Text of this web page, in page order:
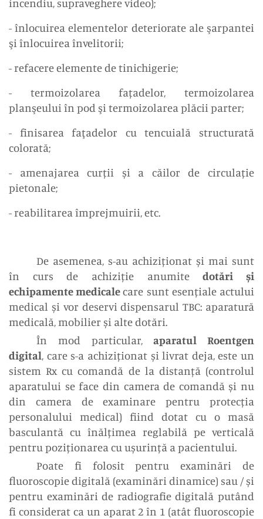
incendiu, supraveghere video);
- înlocuirea elementelor deteriorate ale şarpantei
şi înlocuirea învelitorii;
- refacere elemente de tinichigerie;
- termoizolarea fațadelor, termoizolarea
planşeului în pod şi termoizolarea plăcii parter;
- finisarea faţadelor cu tencuială structurată
colorată;
- amenajarea curții și a căilor de circulație
pietonale;
- reabilitarea împrejmuirii, etc.
De asemenea, s-au achiziționat și mai sunt
în curs de achiziție anumitedotări și
echipamente medicalecare sunt esențiale actului
medical și vor deservi dispensarul TBC: aparatură
medicală, mobilier și alte dotări.
În mod particular,aparatul Roentgen
digital, care s-a achiziționat și livrat deja, este un
sistem Rx cu comandă de la distanță (controlul
aparatului se face din camera de comandă și nu
din camera de examinare pentru protecția
personalului medical) fiind dotat cu o masă
basculantă cu înălțimea reglabilă pe verticală
pentru poziționarea cu ușurință a pacientului.
Poate fi folosit pentru examinări de
fluoroscopie digitală (examinări dinamice) sau / și
pentru examinări de radiografie digitală putând
fi considerat ca un aparat 2 în 1 (atât fluoroscopie